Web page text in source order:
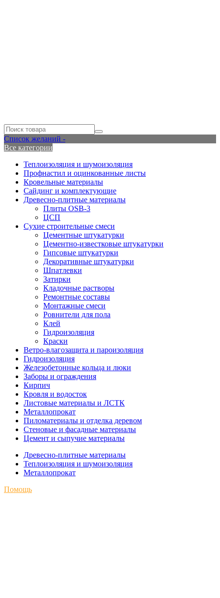
Список желаний -
Все категории
Теплоизоляция и шумоизоляция
Профнастил и оцинкованные листы
Кровельные материалы
Сайдинг и комплектующие
Древесно-плитные материалы
Плиты OSB-3
ЦСП
Сухие строительные смеси
Цементные штукатурки
Цементно-известковые штукатурки
Гипсовые штукатурки
Декоративные штукатурки
Шпатлевки
Затирки
Кладочные растворы
Ремонтные составы
Монтажные смеси
Ровнители для пола
Клей
Гидроизоляция
Краски
Ветро-влагозащита и пароизоляция
Гидроизоляция
Железобетонные кольца и люки
Заборы и ограждения
Кирпич
Кровля и водосток
Листовые материалы и ЛСТК
Металлопрокат
Пиломатериалы и отделка деревом
Стеновые и фасадные материалы
Цемент и сыпучие материалы
Древесно-плитные материалы
Теплоизоляция и шумоизоляция
Металлопрокат
Помощь